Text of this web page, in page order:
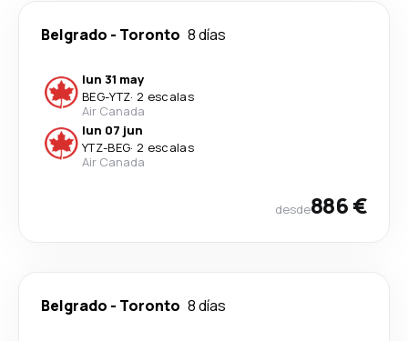
Belgrado - Toronto 8 días
lun 31 may
BEG-YTZ· 2 escalas
Air Canada
lun 07 jun
YTZ-BEG· 2 escalas
Air Canada
desde886 €
Belgrado - Toronto 8 días